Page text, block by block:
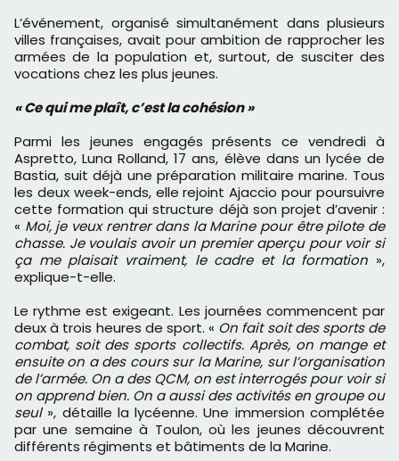
L’événement, organisé simultanément dans plusieurs
villes françaises, avait pour ambition de rapprocher les
armées de la population et, surtout, de susciter des
vocations chez les plus jeunes.
« Ce qui me plaît, c’est la cohésion »
Parmi les jeunes engagés présents ce vendredi à
Aspretto, Luna Rolland, 17 ans, élève dans un lycée de
Bastia, suit déjà une préparation militaire marine. Tous
les deux week-ends, elle rejoint Ajaccio pour poursuivre
cette formation qui structure déjà son projet d’avenir :
« Moi, je veux rentrer dans la Marine pour être pilote de
chasse. Je voulais avoir un premier aperçu pour voir si
ça me plaisait vraiment, le cadre et la formation »,
explique-t-elle.
Le rythme est exigeant. Les journées commencent par
deux à trois heures de sport. « On fait soit des sports de
combat, soit des sports collectifs. Après, on mange et
ensuite on a des cours sur la Marine, sur l’organisation
de l’armée. On a des QCM, on est interrogés pour voir si
on apprend bien. On a aussi des activités en groupe ou
seul », détaille la lycéenne. Une immersion complétée
par une semaine à Toulon, où les jeunes découvrent
différents régiments et bâtiments de la Marine.